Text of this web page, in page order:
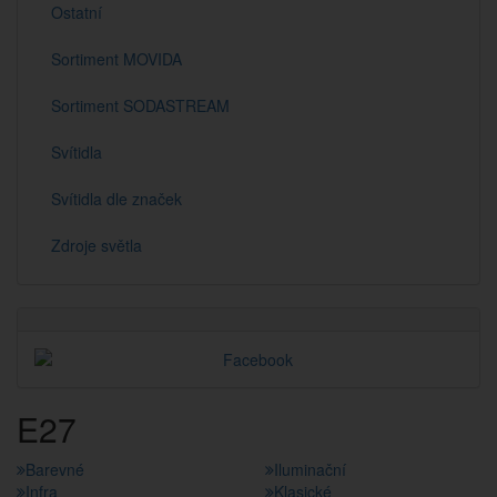
Ostatní
Sortiment MOVIDA
Sortiment SODASTREAM
Svítidla
Svítidla dle značek
Zdroje světla
E27
Barevné
Iluminační
Infra
Klasické